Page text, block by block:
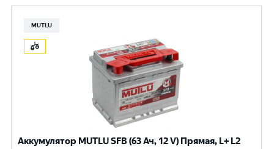
MUTLU
Аккумулятор MUTLU SFB (63 Ач, 12 V) Прямая, L+ L2